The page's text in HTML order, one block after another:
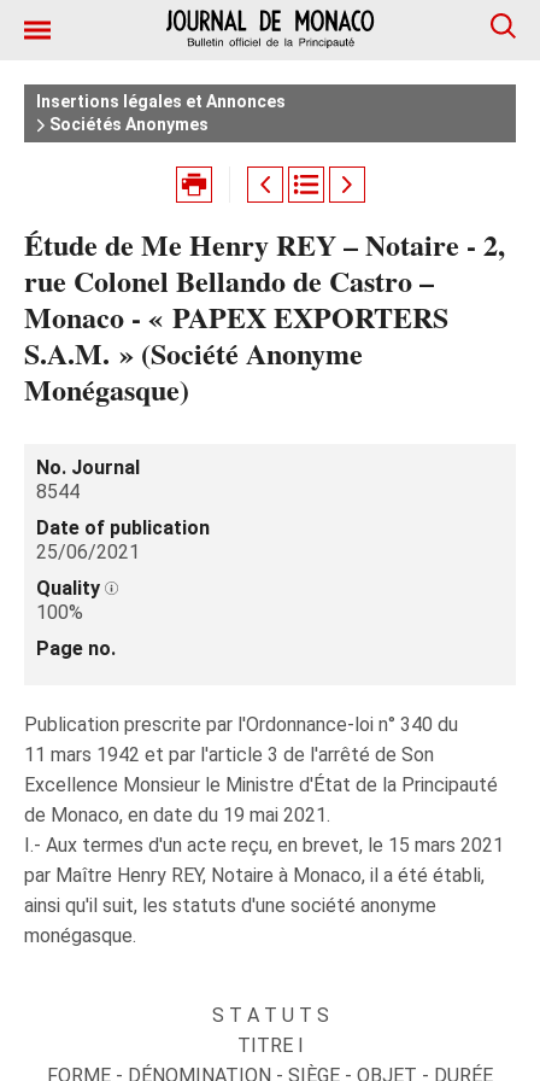
Insertions légales et Annonces
Sociétés Anonymes
Étude de Me Henry REY – Notaire - 2,
rue Colonel Bellando de Castro –
Monaco - « PAPEX EXPORTERS
S.A.M. » (Société Anonyme
Monégasque)
No. Journal
8544
Date of publication
25/06/2021
Quality
100%
Page no.
Publication prescrite par l'Ordonnance-loi n° 340 du
11 mars 1942 et par l'article 3 de l'arrêté de Son
Excellence Monsieur le Ministre d'État de la Principauté
de Monaco, en date du 19 mai 2021.
I.- Aux termes d'un acte reçu, en brevet, le 15 mars 2021
par Maître Henry REY, Notaire à Monaco, il a été établi,
ainsi qu'il suit, les statuts d'une société anonyme
monégasque.
S T A T U T S
TITRE I
FORME - DÉNOMINATION - SIÈGE - OBJET - DURÉE